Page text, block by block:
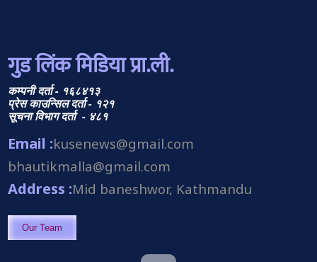
गुड लिंक मिडिया प्रा.ली.
कम्पनी दर्ता - १६८४१३
प्रेस काउन्सिल दर्ता - १२१
सूचना विभाग दर्ता - ४८१
Email :kusenews@gmail.com
bhautikmalla@gmail.com
Address :Mid baneshwor, Kathmandu
Our Team